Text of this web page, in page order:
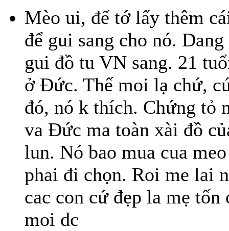
Mèo ui, để tớ lấy thêm
để gui sang cho nó.
gui đồ tu VN sang. 21
ở Đức. Thế moi lạ chứ,
đó, nó k thích. Chứng tỏ
va Đức ma toàn xài đồ
lun. Nó bao mua cua
phai đi chọn. Roi me lai
cac con cứ đẹp la mẹ
moi dc